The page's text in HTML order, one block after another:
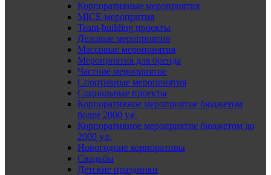
Корпоративные мероприятия
MICE-меропрития
Team-building проекты
Деловые мероприятия
Массовые мероприятия
Мероприятия для бренда
Частное мероприятие
Спортивные мероприятия
Социальные проекты
Корпоративное мероприятие бюджетом
более 2000 у.е.
Корпоративное мероприятие бюджетом до
2000 у.е.
Новогодние корпоративы
Свадьбы
Детские праздники